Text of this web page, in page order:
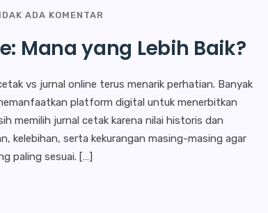
ADA KOMENTAR
Mana yang Lebih Baik?
vs jurnal online terus menarik perhatian. Banyak
platform digital untuk menerbitkan
memilih jurnal cetak karena nilai historis dan
kelebihan, serta kekurangan masing-masing agar
paling sesuai. […]